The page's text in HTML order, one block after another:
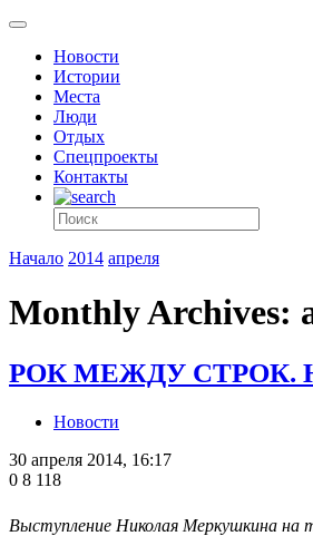
Новости
Истории
Места
Люди
Отдых
Спецпроекты
Контакты
Начало 2014 апреля
Monthly Archives:
РОК МЕЖДУ СТРОК.
Новости
30 апреля 2014, 16:17
0 8 118
Выступление Николая Меркушкина на